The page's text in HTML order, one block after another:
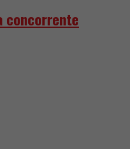
concorrente